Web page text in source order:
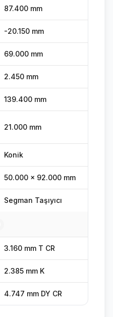
87.400 mm
-20.150 mm
69.000 mm
2.450 mm
139.400 mm
21.000 mm
Konik
50.000 x 92.000 mm
Segman Taşıyıcı
3.160 mm T CR
2.385 mm K
4.747 mm DY CR